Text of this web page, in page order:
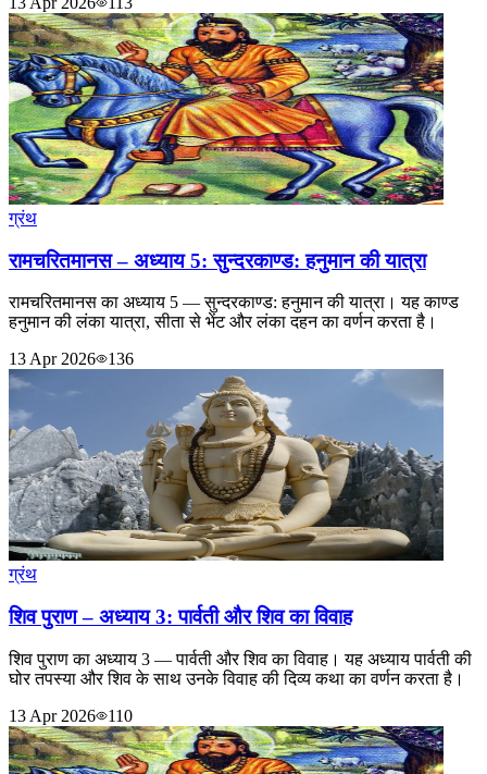
ग्रंथ
रामचरितमानस – अध्याय 5: सुन्दरकाण्ड: हनुमान की यात्रा
रामचरितमानस का अध्याय 5 — सुन्दरकाण्ड: हनुमान की यात्रा। यह काण्ड
हनुमान की लंका यात्रा, सीता से भेंट और लंका दहन का वर्णन करता है।
13 Apr 2026
136
ग्रंथ
शिव पुराण – अध्याय 3: पार्वती और शिव का विवाह
शिव पुराण का अध्याय 3 — पार्वती और शिव का विवाह। यह अध्याय पार्वती की
घोर तपस्या और शिव के साथ उनके विवाह की दिव्य कथा का वर्णन करता है।
13 Apr 2026
110